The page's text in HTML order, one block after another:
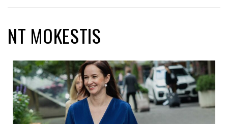
NT MOKESTIS